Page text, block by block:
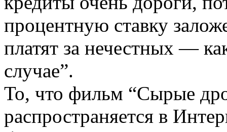
процентную ставку
платят за нечестных —
случае”.
То, что фильм “Сырые
распространяется в